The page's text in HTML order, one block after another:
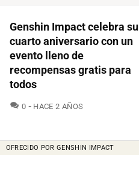
Genshin Impact celebra su
cuarto aniversario con un
evento lleno de
recompensas gratis para
todos
0 COMENTARIOS
HACE 2 AÑOS
OFRECIDO POR GENSHIN IMPACT